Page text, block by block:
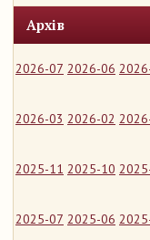
Архів
2026-07 2026-06
2026-03 2026-02
2025-11 2025-10
2025-07 2025-06